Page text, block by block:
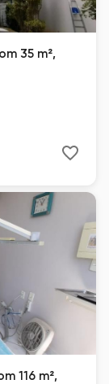
35 m²,
116 m²,